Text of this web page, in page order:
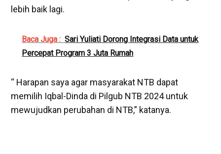
lebih baik lagi.
Baca Juga : Sari Yuliati Dorong Integrasi Data untuk
Percepat Program 3 Juta Rumah
“ Harapan saya agar masyarakat NTB dapat
memilih Iqbal-Dinda di Pilgub NTB 2024 untuk
mewujudkan perubahan di NTB,” katanya.